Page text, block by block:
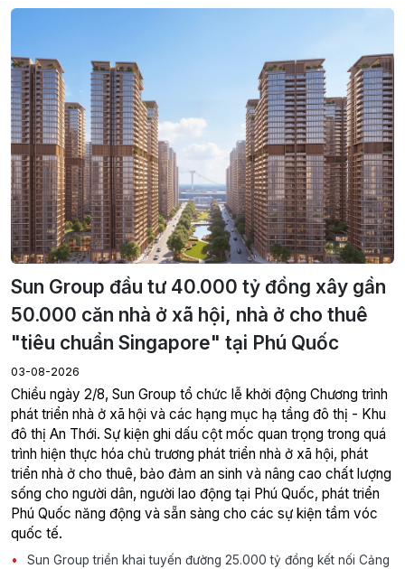
Sun Group đầu tư 40.000 tỷ đồng xây gần
50.000 căn nhà ở xã hội, nhà ở cho thuê
"tiêu chuẩn Singapore" tại Phú Quốc
03-08-2026
Chiều ngày 2/8, Sun Group tổ chức lễ khởi động Chương trình
phát triển nhà ở xã hội và các hạng mục hạ tầng đô thị - Khu
đô thị An Thới. Sự kiện ghi dấu cột mốc quan trọng trong quá
trình hiện thực hóa chủ trương phát triển nhà ở xã hội, phát
triển nhà ở cho thuê, bảo đảm an sinh và nâng cao chất lượng
sống cho người dân, người lao động tại Phú Quốc, phát triển
Phú Quốc năng động và sẵn sàng cho các sự kiện tầm vóc
quốc tế.
Sun Group triển khai tuyến đường 25.000 tỷ đồng kết nối Cảng